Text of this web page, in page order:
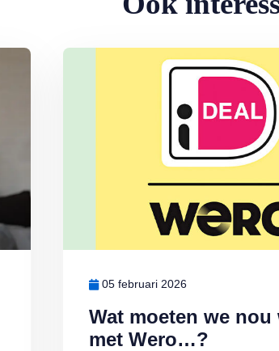
Wat moeten we nou
met Wero…?
05 februari 2026
Lees meer over Wat moeten we nou weer